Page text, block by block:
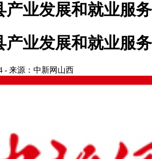
产业发展和就业服
产业发展和就业服
- 来源：中新网山西